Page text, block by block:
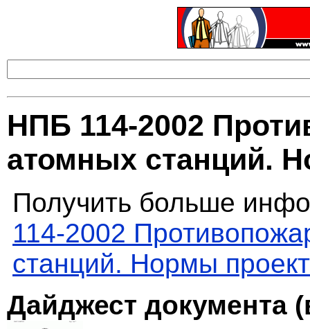
НПБ 114-2002
атомных станций.
Получить больше
114-2002
станций. Нормы
Дайджест документа